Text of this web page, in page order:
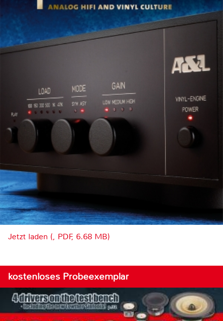
Jetzt laden (, PDF, 6.68 MB)
kostenloses Probeexemplar